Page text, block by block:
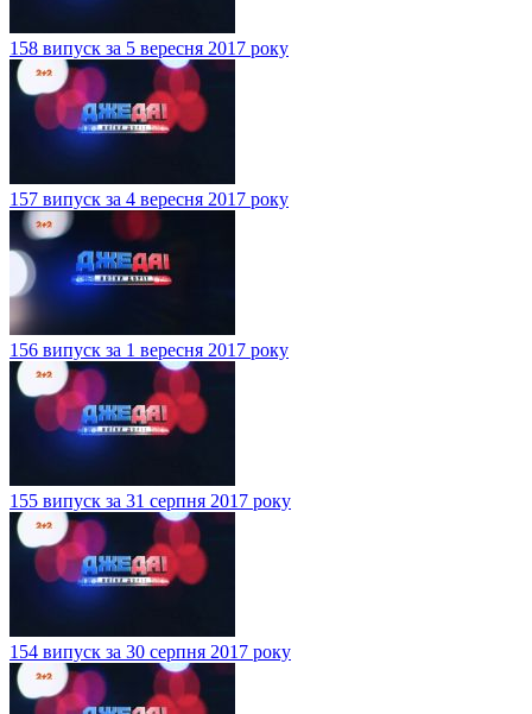
158 випуск за 5 вересня 2017 року
157 випуск за 4 вересня 2017 року
156 випуск за 1 вересня 2017 року
155 випуск за 31 серпня 2017 року
154 випуск за 30 серпня 2017 року